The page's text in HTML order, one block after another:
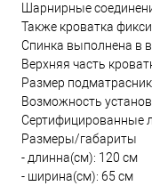
Шарнирные
Также кроватка
Спинка выполнена в
Верхняя часть
Размер
Возможность
Сертифицированные
Размеры/габариты
- длинна(см): 120 см
- ширина(см): 65 см